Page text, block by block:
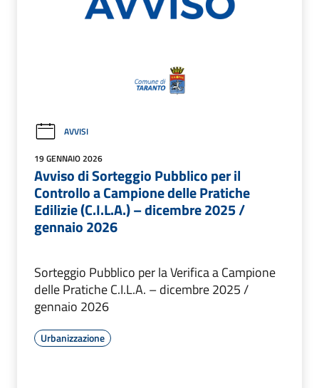
AVVISI
19 GENNAIO 2026
Avviso di Sorteggio Pubblico per il
Controllo a Campione delle Pratiche
Edilizie (C.I.L.A.) – dicembre 2025 /
gennaio 2026
Sorteggio Pubblico per la Verifica a Campione
delle Pratiche C.I.L.A. – dicembre 2025 /
gennaio 2026
Urbanizzazione